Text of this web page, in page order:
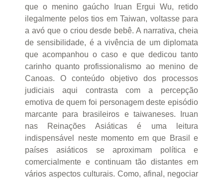
que o menino gaúcho Iruan Ergui Wu, retido
ilegalmente pelos tios em Taiwan, voltasse para
a avó que o criou desde bebê. A narrativa, cheia
de sensibilidade, é a vivência de um diplomata
que acompanhou o caso e que dedicou tanto
carinho quanto profissionalismo ao menino de
Canoas. O conteúdo objetivo dos processos
judiciais aqui contrasta com a percepção
emotiva de quem foi personagem deste episódio
marcante para brasileiros e taiwaneses. Iruan
nas Reinações Asiáticas é uma leitura
indispensável neste momento em que Brasil e
países asiáticos se aproximam política e
comercialmente e continuam tão distantes em
vários aspectos culturais. Como, afinal, negociar